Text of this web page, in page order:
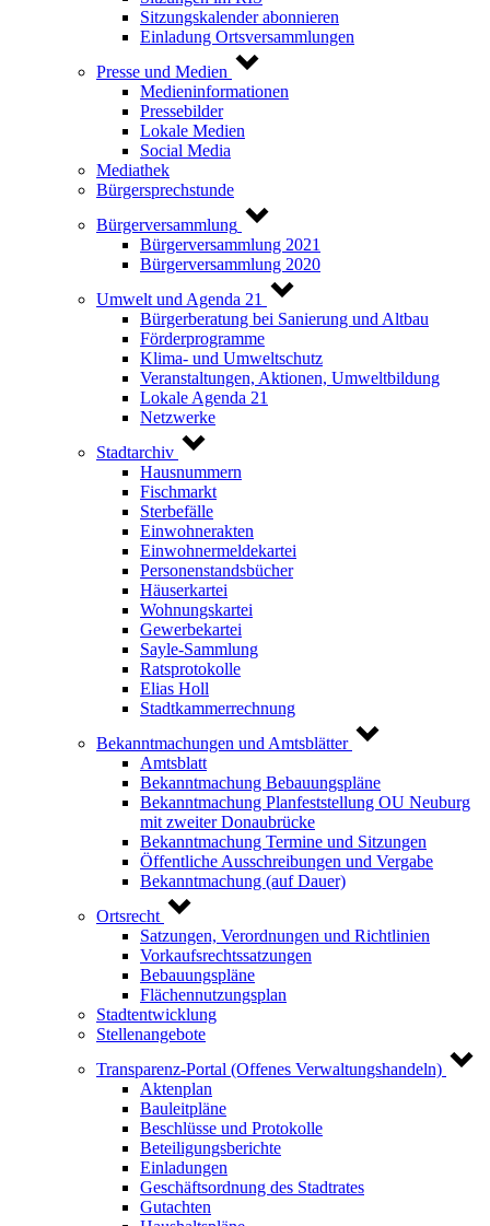
Sitzungskalender abonnieren
Einladung Ortsversammlungen
Presse und Medien
Medieninformationen
Pressebilder
Lokale Medien
Social Media
Mediathek
Bürgersprechstunde
Bürgerversammlung
Bürgerversammlung 2021
Bürgerversammlung 2020
Umwelt und Agenda 21
Bürgerberatung bei Sanierung und Altbau
Förderprogramme
Klima- und Umweltschutz
Veranstaltungen, Aktionen, Umweltbildung
Lokale Agenda 21
Netzwerke
Stadtarchiv
Hausnummern
Fischmarkt
Sterbefälle
Einwohnerakten
Einwohnermeldekartei
Personenstandsbücher
Häuserkartei
Wohnungskartei
Gewerbekartei
Sayle-Sammlung
Ratsprotokolle
Elias Holl
Stadtkammerrechnung
Bekanntmachungen und Amtsblätter
Amtsblatt
Bekanntmachung Bebauungspläne
Bekanntmachung Planfeststellung OU Neuburg
mit zweiter Donaubrücke
Bekanntmachung Termine und Sitzungen
Öffentliche Ausschreibungen und Vergabe
Bekanntmachung (auf Dauer)
Ortsrecht
Satzungen, Verordnungen und Richtlinien
Vorkaufsrechtssatzungen
Bebauungspläne
Flächennutzungsplan
Stadtentwicklung
Stellenangebote
Transparenz-Portal (Offenes Verwaltungshandeln)
Aktenplan
Bauleitpläne
Beschlüsse und Protokolle
Beteiligungsberichte
Einladungen
Geschäftsordnung des Stadtrates
Gutachten